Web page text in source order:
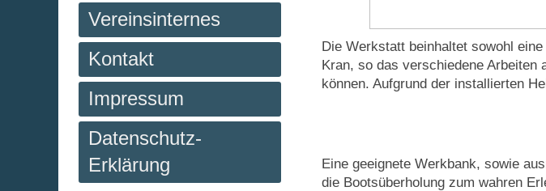
Die Werkstatt beinhaltet sowohl
Kran, so das verschiedene Arbeiten
können. Aufgrund der installierten
Eine geeignete Werkbank, sowie
die Bootsüberholung zum wahren
Vereinsinternes
Kontakt
Impressum
Datenschutz-
Erklärung